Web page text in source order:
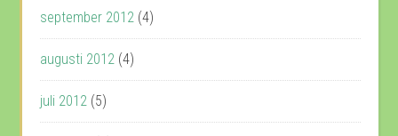
september 2012 (4)
augusti 2012 (4)
juli 2012 (5)